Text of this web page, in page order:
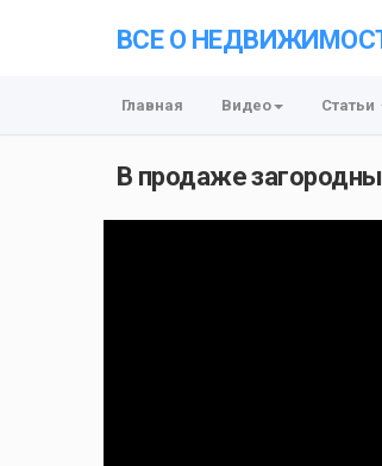
ВСЕ О
Главная Видео Статьи
В продаже